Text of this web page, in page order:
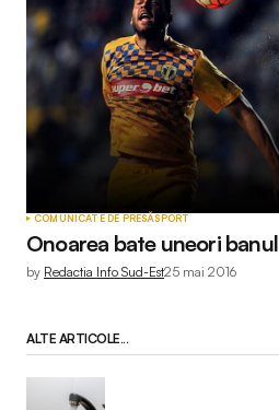
COMUNICATE DE PRESĂSPORT
Onoarea bate uneori banul
by Redactia Info Sud-Est25 mai 2016
ALTE ARTICOLE...